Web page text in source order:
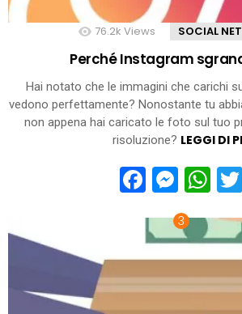
76.2k Views SOCIAL
Perché Instagram
Hai notato che le immagini che carichi
vedono perfettamente? Nonostante tu
non appena hai caricato le foto sul tuo
risoluzione? LEGGI DI
Facebook